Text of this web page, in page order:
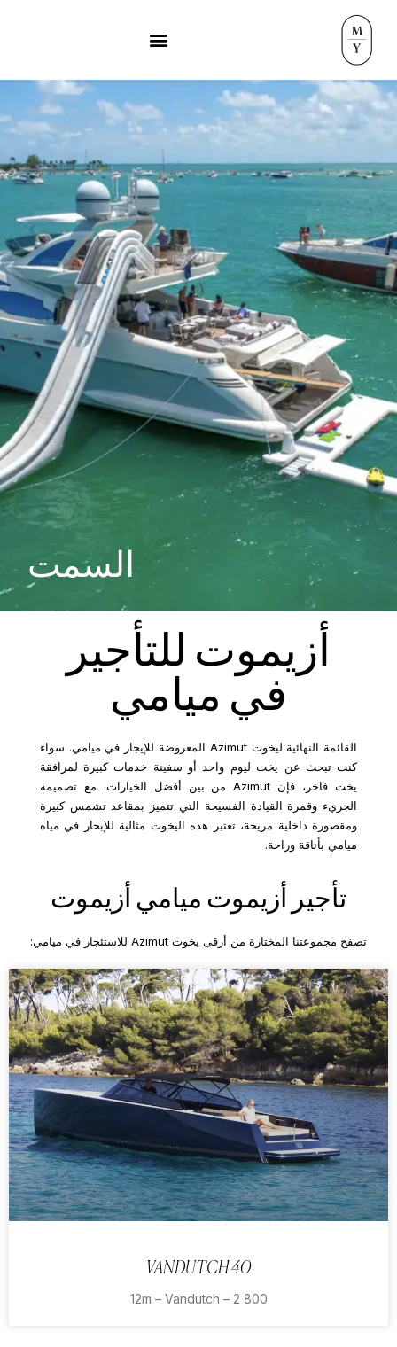
السمت
أزيموت للتأجير
في ميامي
القائمة النهائية ليخوت Azimut المعروضة للإيجار في ميامي. سواء
كنت تبحث عن يخت ليوم واحد أو سفينة خدمات كبيرة لمرافقة
يخت فاخر، فإن Azimut من بين أفضل الخيارات. مع تصميمه
الجريء وقمرة القيادة الفسيحة التي تتميز بمقاعد تشمس كبيرة
ومقصورة داخلية مريحة، تعتبر هذه اليخوت مثالية للإبحار في مياه
ميامي بأناقة وراحة.
تأجير أزيموت ميامي أزيموت
تصفح مجموعتنا المختارة من أرقى يخوت Azimut للاستئجار في ميامي:
VANDUTCH 40
12m – Vandutch – 2 800